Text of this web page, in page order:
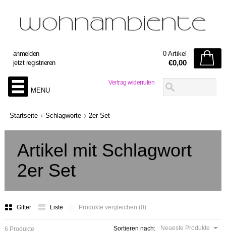
Vertrag widerrufen
anmelden
jetzt registrieren
0 Artikel
€0,00
MENU
Startseite Schlagworte 2er Set
Artikel mit Schlagwort
2er Set
Gitter Liste Produkte vergleichen (0)
Sortieren nach: Neueste Produkte
6 Produkte